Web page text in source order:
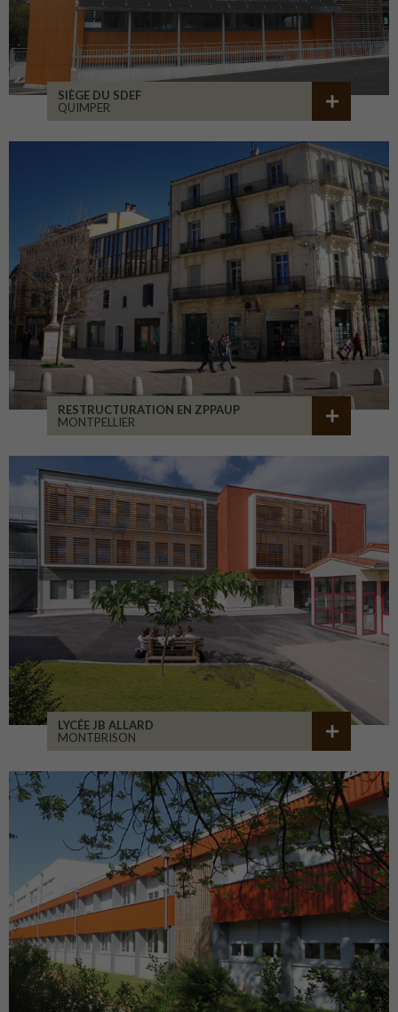
SIÈGE DU SDEF
QUIMPER
RESTRUCTURATION EN ZPPAUP
MONTPELLIER
LYCÉE JB ALLARD
MONTBRISON